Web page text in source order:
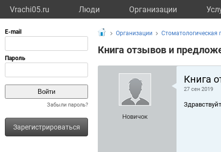
Vrachi05.ru Люди Организации
Забыли пароль?
Зарегистрироваться
Организации Стоматологическая
Книга отзывов и
Новичок
Книга
27 сен 2019